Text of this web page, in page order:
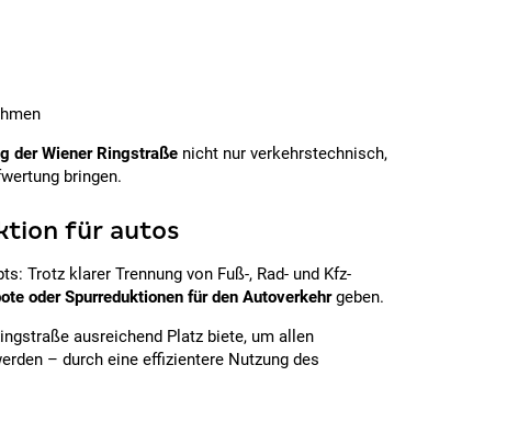
der Wiener Ringstraße nicht nur verkehrstechnisch,
bringen.
für autos
Trotz klarer Trennung von Fuß-, Rad- und Kfz-
oder Spurreduktionen für den Autoverkehrgeben.
ausreichend Platz biete, um allen
– durch eine effizientere Nutzung des